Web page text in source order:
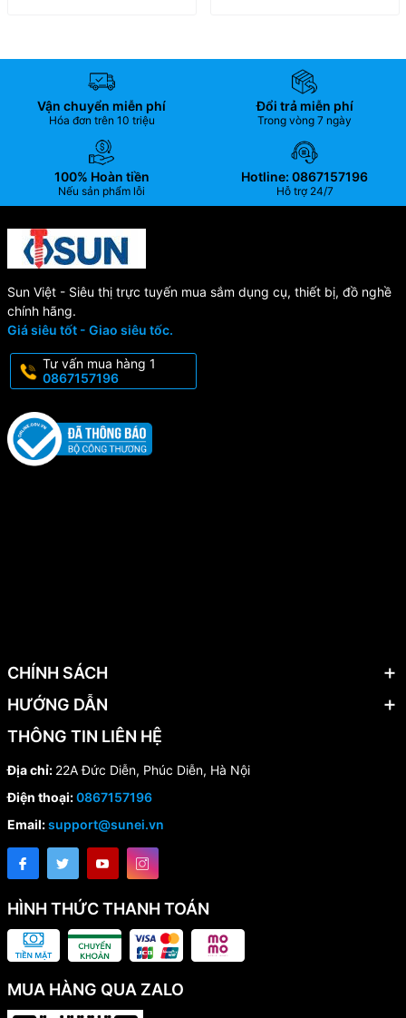
Vận chuyển miễn phí
Hóa đơn trên 10 triệu
Đổi trả miễn phí
Trong vòng 7 ngày
100% Hoàn tiền
Nếu sản phẩm lỗi
Hotline: 0867157196
Hỗ trợ 24/7
Sun Việt - Siêu thị trực tuyến mua sắm dụng cụ, thiết bị, đồ nghề
chính hãng.
Giá siêu tốt - Giao siêu tốc.
Tư vấn mua hàng 1
0867157196
CHÍNH SÁCH
HƯỚNG DẪN
THÔNG TIN LIÊN HỆ
Địa chỉ: 22A Đức Diễn, Phúc Diễn, Hà Nội
Điện thoại:0867157196
Email:support@sunei.vn
HÌNH THỨC THANH TOÁN
MUA HÀNG QUA ZALO